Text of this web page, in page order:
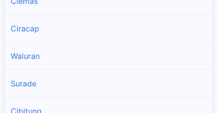
Ciracap
Waluran
Surade